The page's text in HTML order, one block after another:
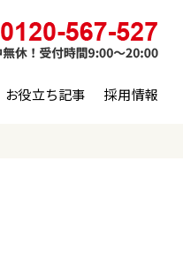
お役立ち記事 採用情報